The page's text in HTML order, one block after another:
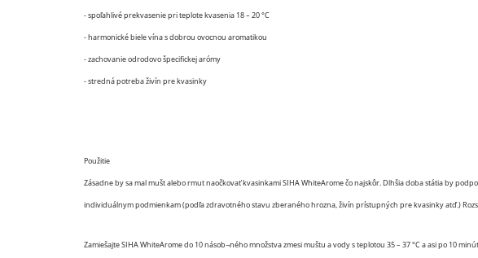
- spoľahlivé prekvasenie pri teplote kvasenia 18 – 20 °C
- harmonické biele vína s dobrou ovocnou aromatikou
- zachovanie odrodovo špecifickej arómy
- stredná potreba živín pre kvasinky
Použitie
Zásadne by sa mal mušt alebo rmut naočkovať kvasinkami SIHA WhiteArome čo najskôr. Dlhšia doba státia by
individuálnym podmienkam (podľa zdravotného stavu zberaného hrozna, živín prístupných pre kvasinky atď.)
Zamiešajte SIHA WhiteArome do 10 násob¬ného množstva zmesi muštu a vody s teplotou 35 – 37 °C a asi po 10